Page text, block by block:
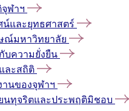
ฬาฯ
น์และยุทธศาสตร์
ณ์มหาวิทยาลัย
กับความยั่งยืน
ละสถิติ
านของจุฬาฯ
ยนทุจริตและประพฤติมิชอบ